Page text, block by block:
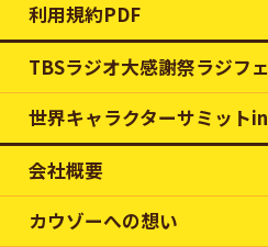
利用規約PDF
TBSラジオ大感謝祭ラジフ
世界キャラクターサミット
会社概要
カウゾーへの想い